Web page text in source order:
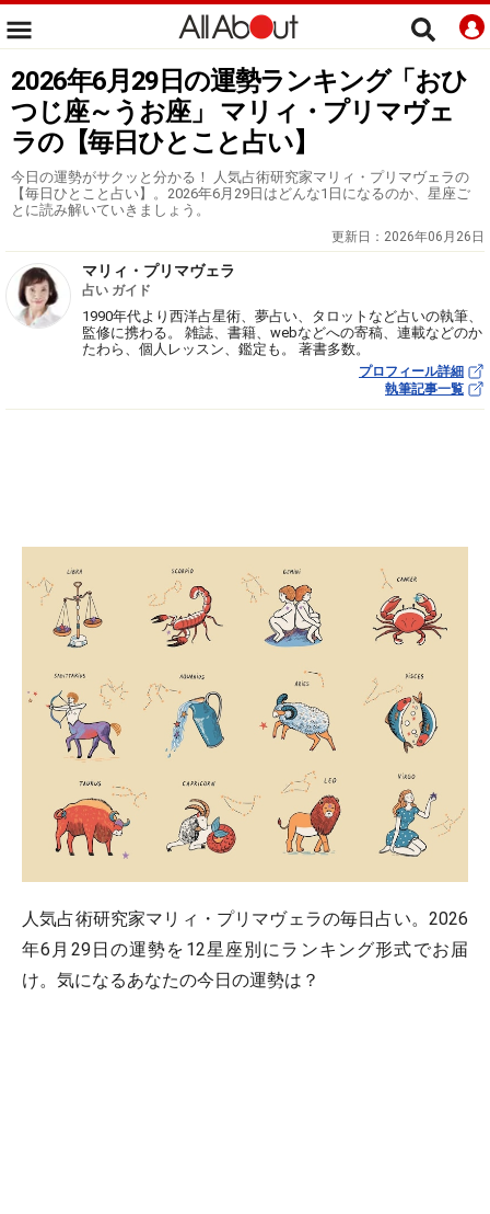
2026年6月29日の運勢ランキング「おひ
つじ座～うお座」 マリィ・プリマヴェ
ラの【毎日ひとこと占い】
今日の運勢がサクッと分かる！ 人気占術研究家マリィ・プリマヴェラの
【毎日ひとこと占い】。2026年6月29日はどんな1日になるのか、星座ご
とに読み解いていきましょう。
更新日： 2026年06月26日
マリィ・プリマヴェラ
占い ガイド
1990年代より西洋占星術、夢占い、タロットなど占いの執筆、
監修に携わる。 雑誌、書籍、webなどへの寄稿、連載などのか
たわら、個人レッスン、鑑定も。 著書多数。
プロフィール詳細
執筆記事一覧
人気占術研究家マリィ・プリマヴェラの毎日占い。2026
年6月29日の運勢を12星座別にランキング形式でお届
け。気になるあなたの今日の運勢は？